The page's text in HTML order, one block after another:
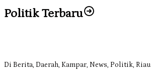
Politik Terbaru
Di Berita, Daerah, Kampar, News, Politik, Riau